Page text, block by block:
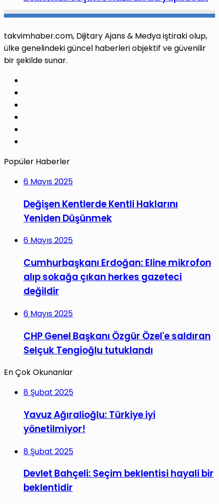
takvimhaber.com, Dijitary Ajans & Medya iştiraki olup,
ülke genelindeki güncel haberleri objektif ve güvenilir
bir şekilde sunar.
Popüler Haberler
6 Mayıs 2025
Değişen Kentlerde Kentli Haklarını
Yeniden Düşünmek
6 Mayıs 2025
Cumhurbaşkanı Erdoğan: Eline mikrofon
alıp sokağa çıkan herkes gazeteci
değildir
6 Mayıs 2025
CHP Genel Başkanı Özgür Özel'e saldıran
Selçuk Tengioğlu tutuklandı
En Çok Okunanlar
8 Şubat 2025
Yavuz Ağıralioğlu: Türkiye iyi
yönetilmiyor!
8 Şubat 2025
Devlet Bahçeli: Seçim beklentisi hayali bir
beklentidir